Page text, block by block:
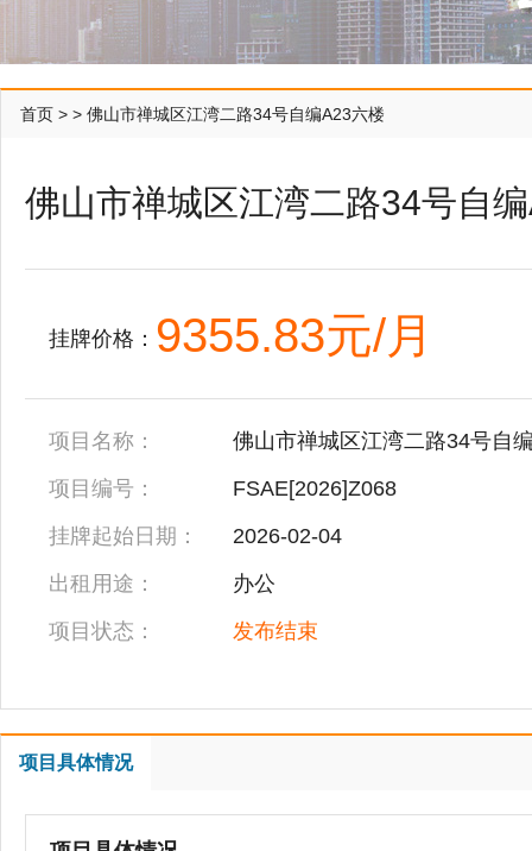
首页 > > 佛山市禅城区江湾二路34号自编A23六楼
佛山市禅城区江湾二路34号自
挂牌价格： 9355.83元/月
项目名称：
佛山市禅城区江湾二路34号自
项目编号：
FSAE[2026]Z068
挂牌起始日期：
2026-02-04
出租用途：
办公
项目状态：
发布结束
项目具体情况